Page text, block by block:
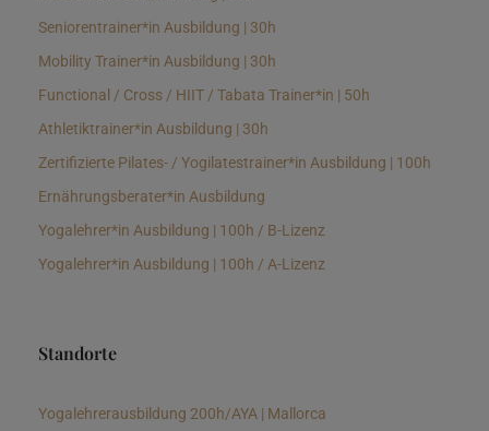
Seniorentrainer*in Ausbildung | 30h
Mobility Trainer*in Ausbildung | 30h
Functional / Cross / HIIT / Tabata Trainer*in | 50h
Athletiktrainer*in Ausbildung | 30h
Zertifizierte Pilates- / Yogilatestrainer*in Ausbildung | 100h
Ernährungsberater*in Ausbildung
Yogalehrer*in Ausbildung | 100h / B-Lizenz
Yogalehrer*in Ausbildung | 100h / A-Lizenz
Standorte
Yogalehrerausbildung 200h/AYA | Mallorca